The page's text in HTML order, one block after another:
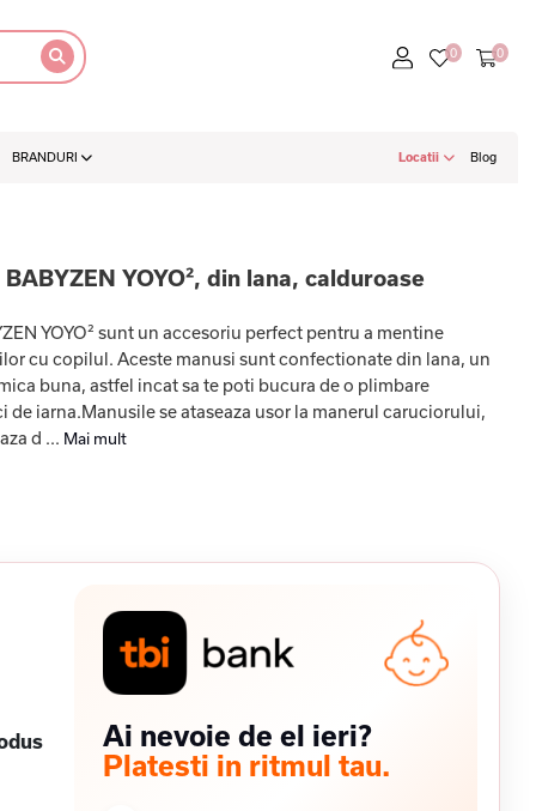
BRANDURI Locatii Blog
YOYO², din lana, calduroase
YOYO² sunt un accesoriu perfect pentru a mentine
cu copilul. Aceste manusi sunt confectionate din lana, un
buna, astfel incat sa te poti bucura de o plimbare
iarna.Manusile se ataseaza usor la manerul caruciorului,
d ... Mai mult
Ai nevoie de el ieri?
Platesti in ritmul tau.